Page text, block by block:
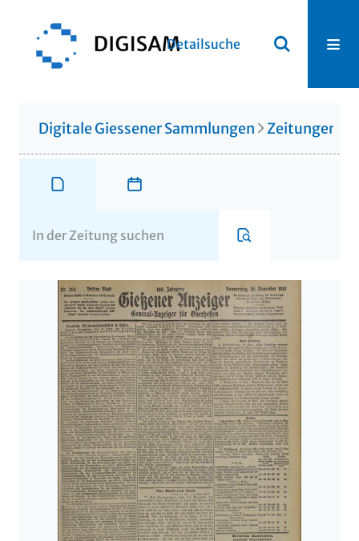
Detailsuche
Digitale Giessener Sammlungen Zeitungen